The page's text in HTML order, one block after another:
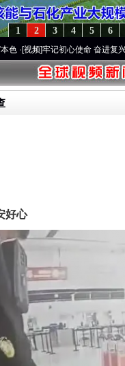
6
5
4
3
2
1
初心使命 奋进复兴征程丨宝塔山
心